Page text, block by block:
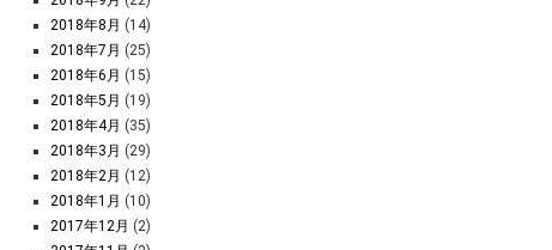
2018年8月 (14)
2018年7月 (25)
2018年6月 (15)
2018年5月 (19)
2018年4月 (35)
2018年3月 (29)
2018年2月 (12)
2018年1月 (10)
2017年12月 (2)